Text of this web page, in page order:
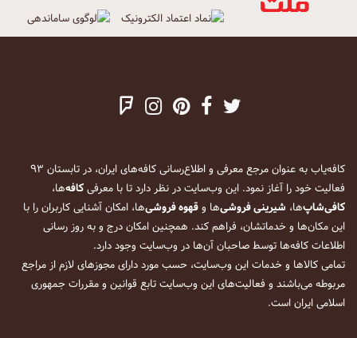
کافه‌یاب به عنوان مرجع معرفی و اطلاع‌رسانی کافه‌های ایران، در تابستان ۹۳
فعالیت خود را آغاز نمود. این وب‌سایت در نظر دارد تا با معرفیکافه‌ها،
کافی‌شاپ‌ها، شیرینی فروشی‌ها وقهوه فروشی‌ها، امکان آشنایی کاربران را با
این مکان‌ها و خدماتشان، فراهم کند. همچنین امکان درج و به روز رسانی
اطلاعات کافه‌ها توسط صاحبان آن‌ها در وب‌سایت وجود دارد.
تمامی کالاها و خدمات این وب‌سایت، حسب مورد دارای مجوزهای لازم از مراجع
مربوطه می‌باشند و فعالیت‌های این وب‌سایت تابع قوانین و مقررات جمهوری
اسلامی ایران است.